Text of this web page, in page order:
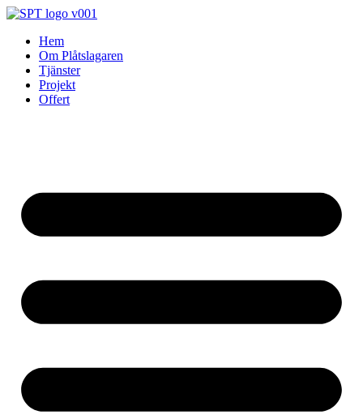
Skip
contentHem
Om Plåtslagaren
Tjänster
Projekt
Offert